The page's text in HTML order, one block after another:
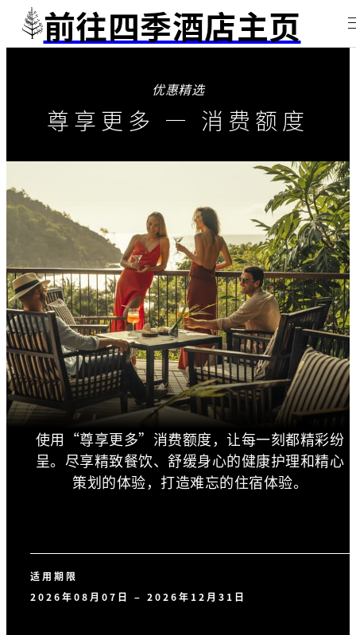
前往四季酒店主页
优惠精选
尊享更多 — 消费额度
使用“尊享更多”消费额度，让每一刻都精彩纷
呈。尽享精致餐饮、舒缓身心的健康护理和精心
策划的体验，打造难忘的住宿体验。
适用期限
2026年08月07日 – 2026年12月31日